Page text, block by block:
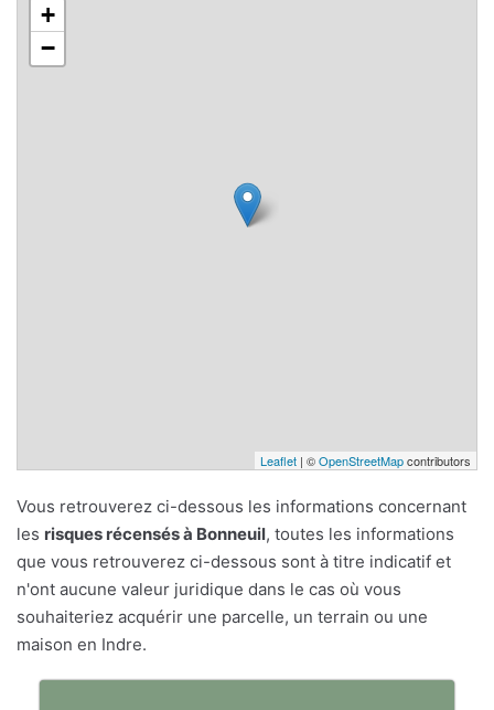
+
−
Leaflet | ©OpenStreetMapcontributors
Vous retrouverez ci-dessous les informations concernant
les risques récensés à Bonneuil, toutes les informations
que vous retrouverez ci-dessous sont à titre indicatif et
n'ont aucune valeur juridique dans le cas où vous
souhaiteriez acquérir une parcelle, un terrain ou une
maison en Indre.